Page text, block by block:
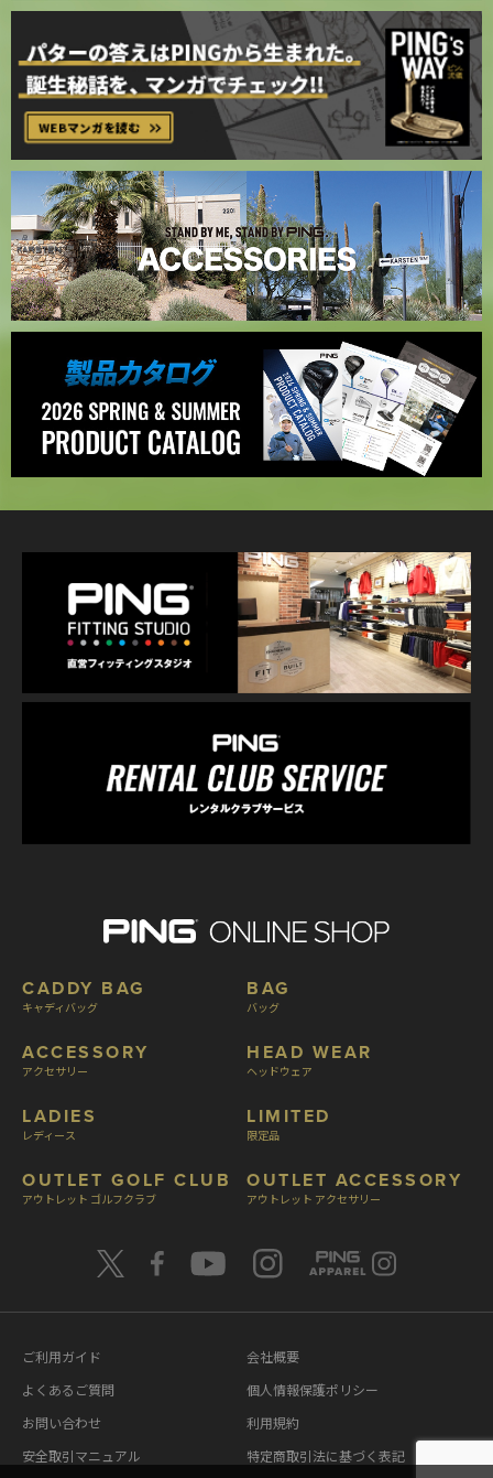
CADDY BAG
キャディバッグ
ACCESSORY
アクセサリー
LADIES
レディース
OUTLET GOLF CLUB
アウトレット ゴルフクラブ
BAG
バッグ
HEAD WEAR
ヘッドウェア
LIMITED
限定品
OUTLET ACCESSORY
アウトレット アクセサリー
ご利用ガイド
よくあるご質問
お問い合わせ
安全取引マニュアル
会社概要
個人情報保護ポリシー
利用規約
特定商取引法に基づく表記